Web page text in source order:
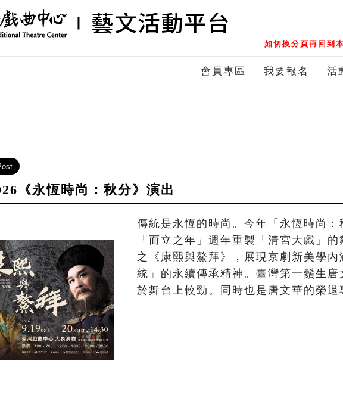
如切換分頁再回到
會員專區 我要報名 活
《永恆時尚：秋分》演出
傳統是永恆的時尚。今年「永恆時尚
「而立之年」週年重製「清宮大戲」
之《康熙與鰲拜》，展現京劇新美學
統」的永續傳承精神。臺灣第一鬚生
於舞台上較勁。同時也是唐文華的榮退